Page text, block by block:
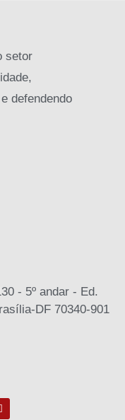
setor
defendendo
- 5º andar - Ed.
DF 70340-901